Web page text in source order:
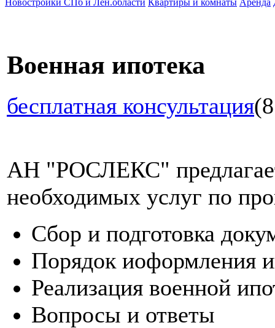
Военная ипотека
бесплатная консультация
АН "РОСЛЕКС"
необходимых услуг по
Сбор и подготовка
Порядок иоформления
Реализация военной
Вопросы и ответы